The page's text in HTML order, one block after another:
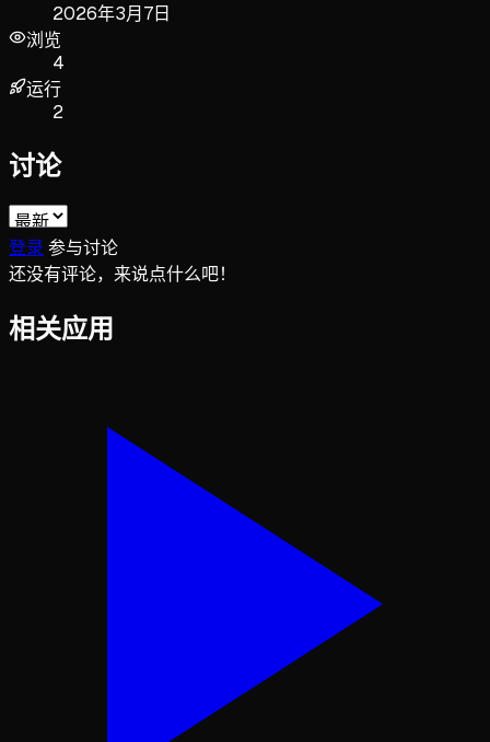
2026年3月7日
浏览
4
运行
2
讨论
登录 参与讨论
还没有评论，来说点什么吧！
相关应用